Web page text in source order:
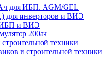
для ИБП. AGM/GEL
для инверторов и ВИЭ
ИБП и ВИЭ
200ач
строительной техники
и строительной техники